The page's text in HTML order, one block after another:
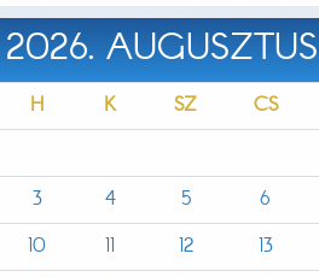
2026. AUGUSZTUS
H K SZ CS
3
4 5 6
10
11 12 13